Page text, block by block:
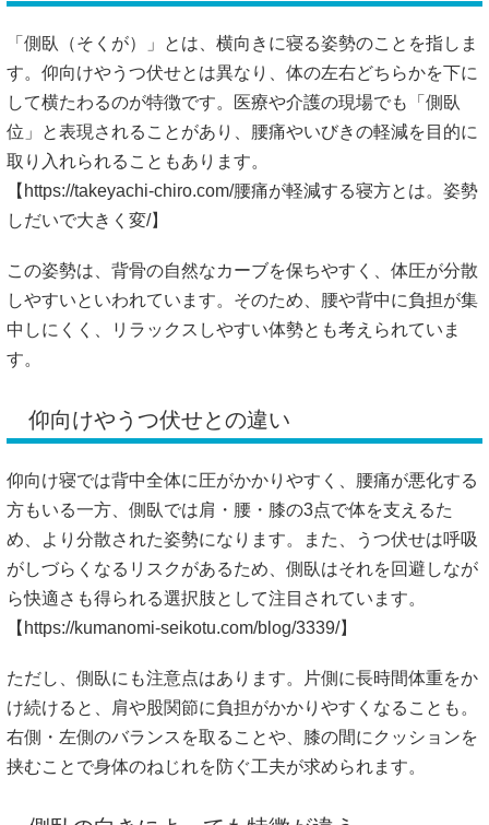
「側臥（そくが）」とは、横向きに寝る姿勢のことを指しま
す。仰向けやうつ伏せとは異なり、体の左右どちらかを下に
して横たわるのが特徴です。医療や介護の現場でも「側臥
位」と表現されることがあり、腰痛やいびきの軽減を目的に
取り入れられることもあります。
【 https://takeyachi-chiro.com/腰痛が軽減する寝方とは。姿勢
しだいで大きく変/】
この姿勢は、背骨の自然なカーブを保ちやすく、体圧が分散
しやすいといわれています。そのため、腰や背中に負担が集
中しにくく、リラックスしやすい体勢とも考えられていま
す。
仰向けやうつ伏せとの違い
仰向け寝では背中全体に圧がかかりやすく、腰痛が悪化する
方もいる一方、側臥では肩・腰・膝の3点で体を支えるた
め、より分散された姿勢になります。また、うつ伏せは呼吸
がしづらくなるリスクがあるため、側臥はそれを回避しなが
ら快適さも得られる選択肢として注目されています。
【 https://kumanomi-seikotu.com/blog/3339/】
ただし、側臥にも注意点はあります。片側に長時間体重をか
け続けると、肩や股関節に負担がかかりやすくなることも。
右側・左側のバランスを取ることや、膝の間にクッションを
挟むことで身体のねじれを防ぐ工夫が求められます。